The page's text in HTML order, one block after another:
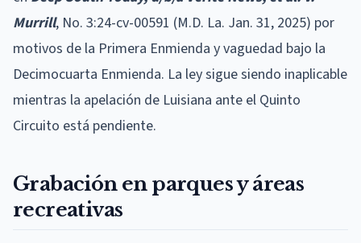
Murrill, No. 3:24-cv-00591 (M.D. La. Jan. 31, 2025) por
motivos de la Primera Enmienda y vaguedad bajo la
Decimocuarta Enmienda. La ley sigue siendo inaplicable
mientras la apelación de Luisiana ante el Quinto
Circuito está pendiente.
Grabación en parques y áreas
recreativas